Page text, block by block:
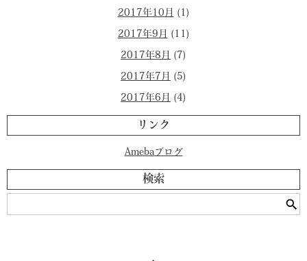
2017年10月 (1)
2017年9月 (11)
2017年8月 (7)
2017年7月 (5)
2017年6月 (4)
リンク
Amebaブログ
検索